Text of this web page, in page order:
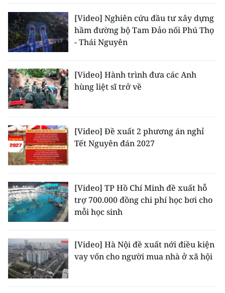
Đồng bằng sông Cửu Long
Chuyên trang Hà Nội
Chuyên trang TP. Hồ Chí Minh
CHUYÊN ĐỀ
VỀ BÁO NHÂN DÂN
NHÂN DÂN CUỐI TUẦN
NHÂN DÂN HẰNG THÁNG
MUA BÁO
ĐỌC BÁO IN
[Video] Nghiên cứu đầu tư xây dựng
hầm đường bộ Tam Đảo nối Phú Thọ
- Thái Nguyên
[Video] Hành trình đưa các Anh
hùng liệt sĩ trở về
[Video] Đề xuất 2 phương án nghỉ
Tết Nguyên đán 2027
[Video] TP Hồ Chí Minh đề xuất hỗ
trợ 700.000 đồng chi phí học bơi cho
mỗi học sinh
[Video] Hà Nội đề xuất nới điều kiện
vay vốn cho người mua nhà ở xã hội